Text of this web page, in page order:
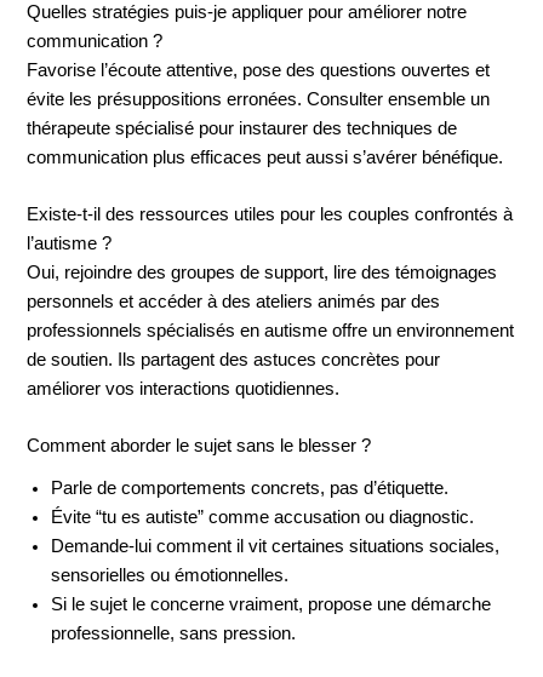
Quelles stratégies puis-je appliquer pour améliorer notre
communication ?
Favorise l’écoute attentive, pose des questions ouvertes et
évite les présuppositions erronées. Consulter ensemble un
thérapeute spécialisé pour instaurer des techniques de
communication plus efficaces peut aussi s’avérer bénéfique.
Existe-t-il des ressources utiles pour les couples confrontés à
l’autisme ?
Oui, rejoindre des groupes de support, lire des témoignages
personnels et accéder à des ateliers animés par des
professionnels spécialisés en autisme offre un environnement
de soutien. Ils partagent des astuces concrètes pour
améliorer vos interactions quotidiennes.
Comment aborder le sujet sans le blesser ?
Parle de comportements concrets, pas d’étiquette.
Évite “tu es autiste” comme accusation ou diagnostic.
Demande-lui comment il vit certaines situations sociales,
sensorielles ou émotionnelles.
Si le sujet le concerne vraiment, propose une démarche
professionnelle, sans pression.